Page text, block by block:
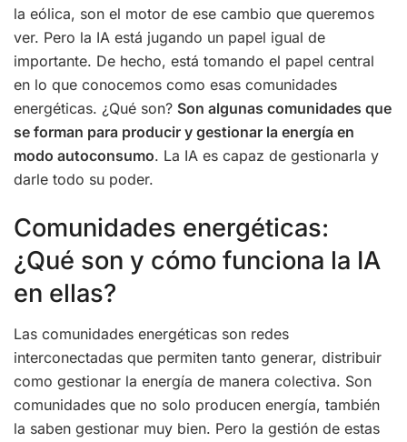
la eólica, son el motor de ese cambio que queremos
ver. Pero la IA está jugando un papel igual de
importante. De hecho, está tomando el papel central
en lo que conocemos como esas comunidades
energéticas. ¿Qué son? Son algunas comunidades que
se forman para producir y gestionar la energía en
modo autoconsumo. La IA es capaz de gestionarla y
darle todo su poder.
Comunidades energéticas:
¿Qué son y cómo funciona la IA
en ellas?
Las comunidades energéticas son redes
interconectadas que permiten tanto generar, distribuir
como gestionar la energía de manera colectiva. Son
comunidades que no solo producen energía, también
la saben gestionar muy bien. Pero la gestión de estas